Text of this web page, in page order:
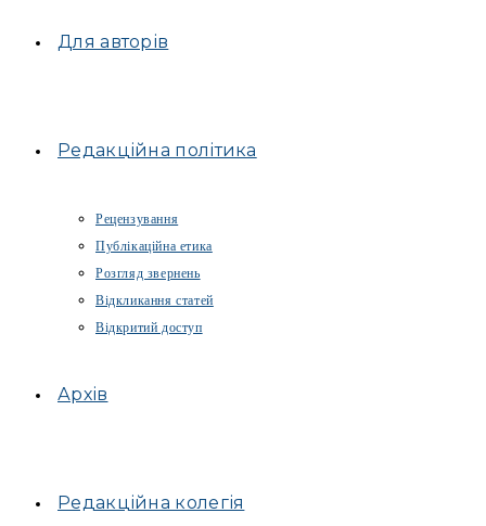
Для авторів
Редакційна політика
Рецензування
Публікаційна етика
Розгляд звернень
Відкликання статей
Відкритий доступ
Архів
Редакційна колегія